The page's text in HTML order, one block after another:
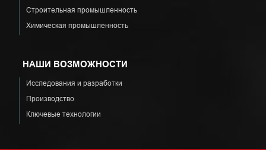
Строительная промышленность
Химическая промышленность
НАШИ ВОЗМОЖНОСТИ
Исследования и разработки
Производство
Ключевые технологии